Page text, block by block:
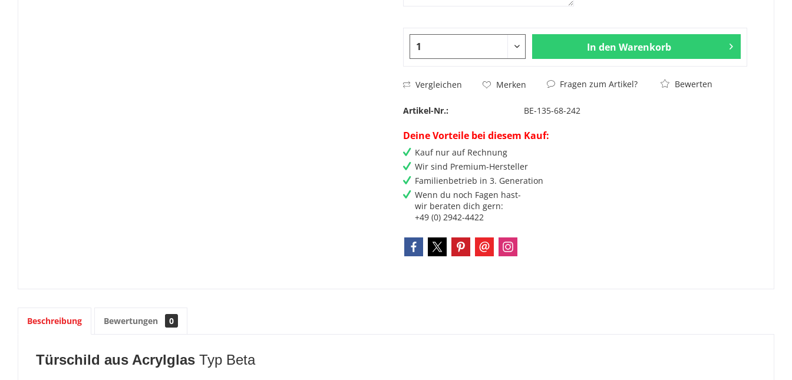
In den Warenkorb
Vergleichen Merken Fragen zum Artikel? Bewerten
Artikel-Nr.: BE-135-68-242
Deine Vorteile bei diesem Kauf:
Kauf nur auf Rechnung
Wir sind Premium-Hersteller
Familienbetrieb in 3. Generation
Wenn du noch Fagen hast-
wir beraten dich gern:
+49 (0) 2942-4422
Beschreibung Bewertungen 0
Türschild aus Acrylglas Typ Beta